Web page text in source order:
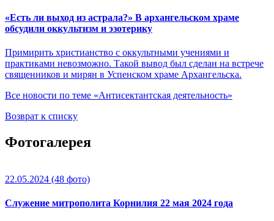
«Есть ли выход из астрала?» В архангельском храме
обсудили оккультизм и эзотерику
Примирить христианство с оккультными учениями и
практиками невозможно. Такой вывод был сделан на встрече
священников и мирян в Успенском храме Архангельска.
Все новости по теме «Антисектантская деятельность»
Возврат к списку
Фотогалерея
22.05.2024 (48 фото)
Служение митрополита Корнилия 22 мая 2024 года